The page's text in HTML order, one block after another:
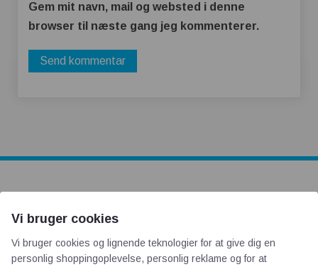
Gem mit navn, mail og websted i denne
browser til næste gang jeg kommenterer.
Om os
Priser
Vi bruger cookies
Vi bruger cookies og lignende teknologier for at give dig en
personlig shoppingoplevelse, personlig reklame og for at